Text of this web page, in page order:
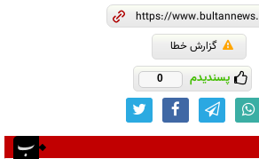
گزارش خطا
پسندیدم 0